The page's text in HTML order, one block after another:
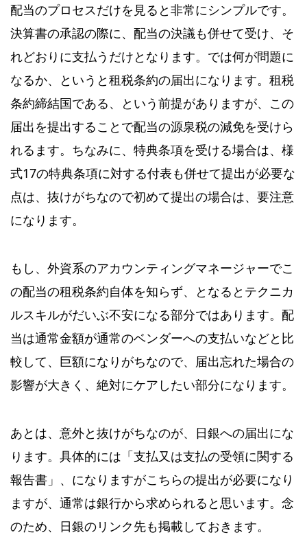
配当のプロセスだけを見ると非常にシンプルです。
決算書の承認の際に、配当の決議も併せて受け、そ
れどおりに支払うだけとなります。では何が問題に
なるか、というと租税条約の届出になります。租税
条約締結国である、という前提がありますが、この
届出を提出することで配当の源泉税の減免を受けら
れるます。ちなみに、特典条項を受ける場合は、様
式17の特典条項に対する付表も併せて提出が必要な
点は、抜けがちなので初めて提出の場合は、要注意
になります。
もし、外資系のアカウンティングマネージャーでこ
の配当の租税条約自体を知らず、となるとテクニカ
ルスキルがだいぶ不安になる部分ではあります。配
当は通常金額が通常のベンダーへの支払いなどと比
較して、巨額になりがちなので、届出忘れた場合の
影響が大きく、絶対にケアしたい部分になります。
あとは、意外と抜けがちなのが、日銀への届出にな
ります。具体的には「支払又は支払の受領に関する
報告書」、になりますがこちらの提出が必要になり
ますが、通常は銀行から求められると思います。念
のため、日銀のリンク先も掲載しておきます。